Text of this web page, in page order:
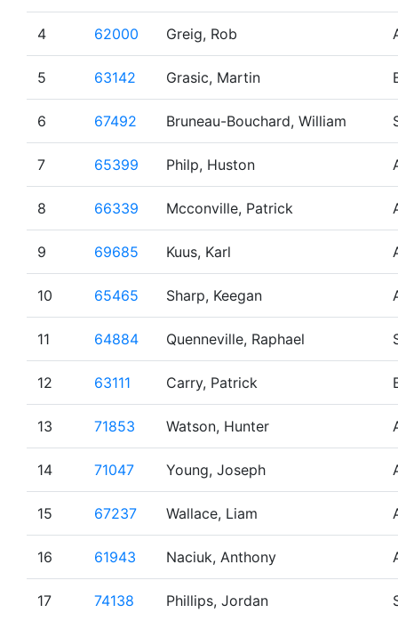
4 62000 Greig, Rob
5 63142 Grasic, Martin
6 67492 Bruneau-Bouchard, William
7 65399 Philp, Huston
8 66339 Mcconville, Patrick
9 69685 Kuus, Karl
10 65465 Sharp, Keegan
11 64884 Quenneville, Raphael
12 63111 Carry, Patrick
13 71853 Watson, Hunter
14 71047 Young, Joseph
15 67237 Wallace, Liam
16 61943 Naciuk, Anthony
17 74138 Phillips, Jordan